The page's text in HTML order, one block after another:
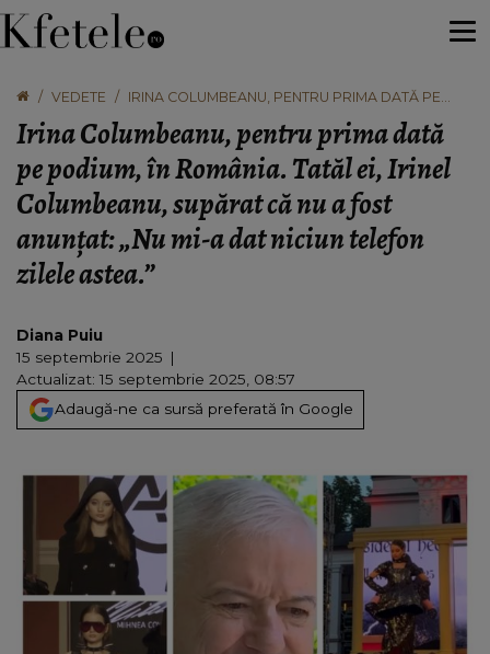
VEDETE
IRINA COLUMBEANU, PENTRU PRIMA DATĂ PE
COLUMBEANU, SUPĂRAT CĂ NU A FOST ANUNȚAT:
„NU MI-A DAT NICIUN TELEFON ZILELE ASTEA.”
Irina Columbeanu, pentru prima dată
pe podium, în România. Tatăl ei, Irinel
Columbeanu, supărat că nu a fost
anunțat: „Nu mi-a dat niciun telefon
zilele astea.”
Diana Puiu
15 septembrie 2025
Actualizat: 15 septembrie 2025, 08:57
Adaugă-ne ca sursă preferată în Google